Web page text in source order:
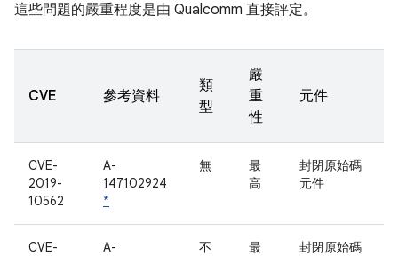
這些問題的嚴重程度是由 Qualcomm 直接評定。
CVE 參考資料
類
型
嚴
重
性
元件
CVE-
2019-
10562
A-
147102924
*
無
最
高
封閉原始碼
元件
CVE-
A-
不
最
封閉原始碼